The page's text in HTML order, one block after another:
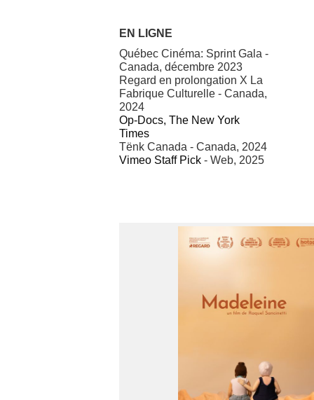
EN LIGNE
Québec Cinéma: Sprint Gala -
Canada, décembre 2023
Regard en prolongation X La
Fabrique Culturelle - Canada,
2024
Op-Docs, The New York
Times
Tënk Canada - Canada, 2024
Vimeo Staff Pick- Web, 2025